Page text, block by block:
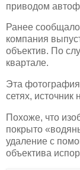
приводом
Ранее
компания
объектив. По
квартале.
Эта фотография
сетях, источник
Похоже, что
покрыто
удаление с
объектива